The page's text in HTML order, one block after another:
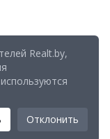
Realt.by,
Отклонить